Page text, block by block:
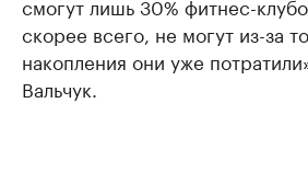
смогут лишь 30% фитнес-
скорее всего, не могут из-за
накопления они уже
Вальчук.